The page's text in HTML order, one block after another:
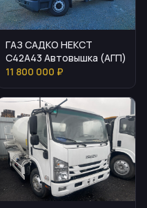
ГАЗ САДКО НЕКСТ
С42А43 Автовышка (АГП)
11 800 000 ₽